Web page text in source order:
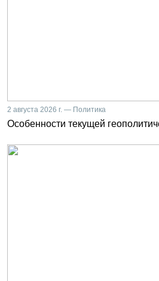
2 августа 2026 г. — Политика
Особенности текущей